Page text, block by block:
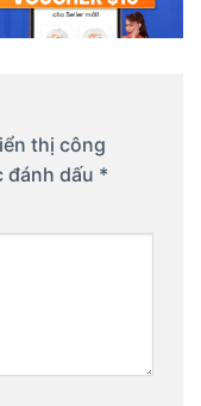
thị công
đánh dấu *